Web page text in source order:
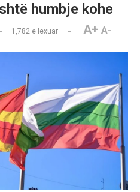
humbje kohe
1,782 e lexuar A+ A-